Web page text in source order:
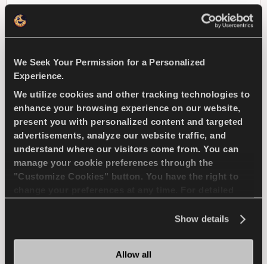
We Seek Your Permission for a Personalized
Experience.
We utilize cookies and other tracking technologies to
enhance your browsing experience on our website,
present you with personalized content and targeted
advertisements, analyze our website traffic, and
understand where our visitors come from. You can
manage your cookie preferences through the
"Customize Cookies" button. You have the right to
Show details
Allow all
SOMMER FAHRKOMFORT
NASS HANDLING
TROCKEN HANDLING NASS BREMSEN
HÄNDLER FINDEN MEHR ERFAHREN